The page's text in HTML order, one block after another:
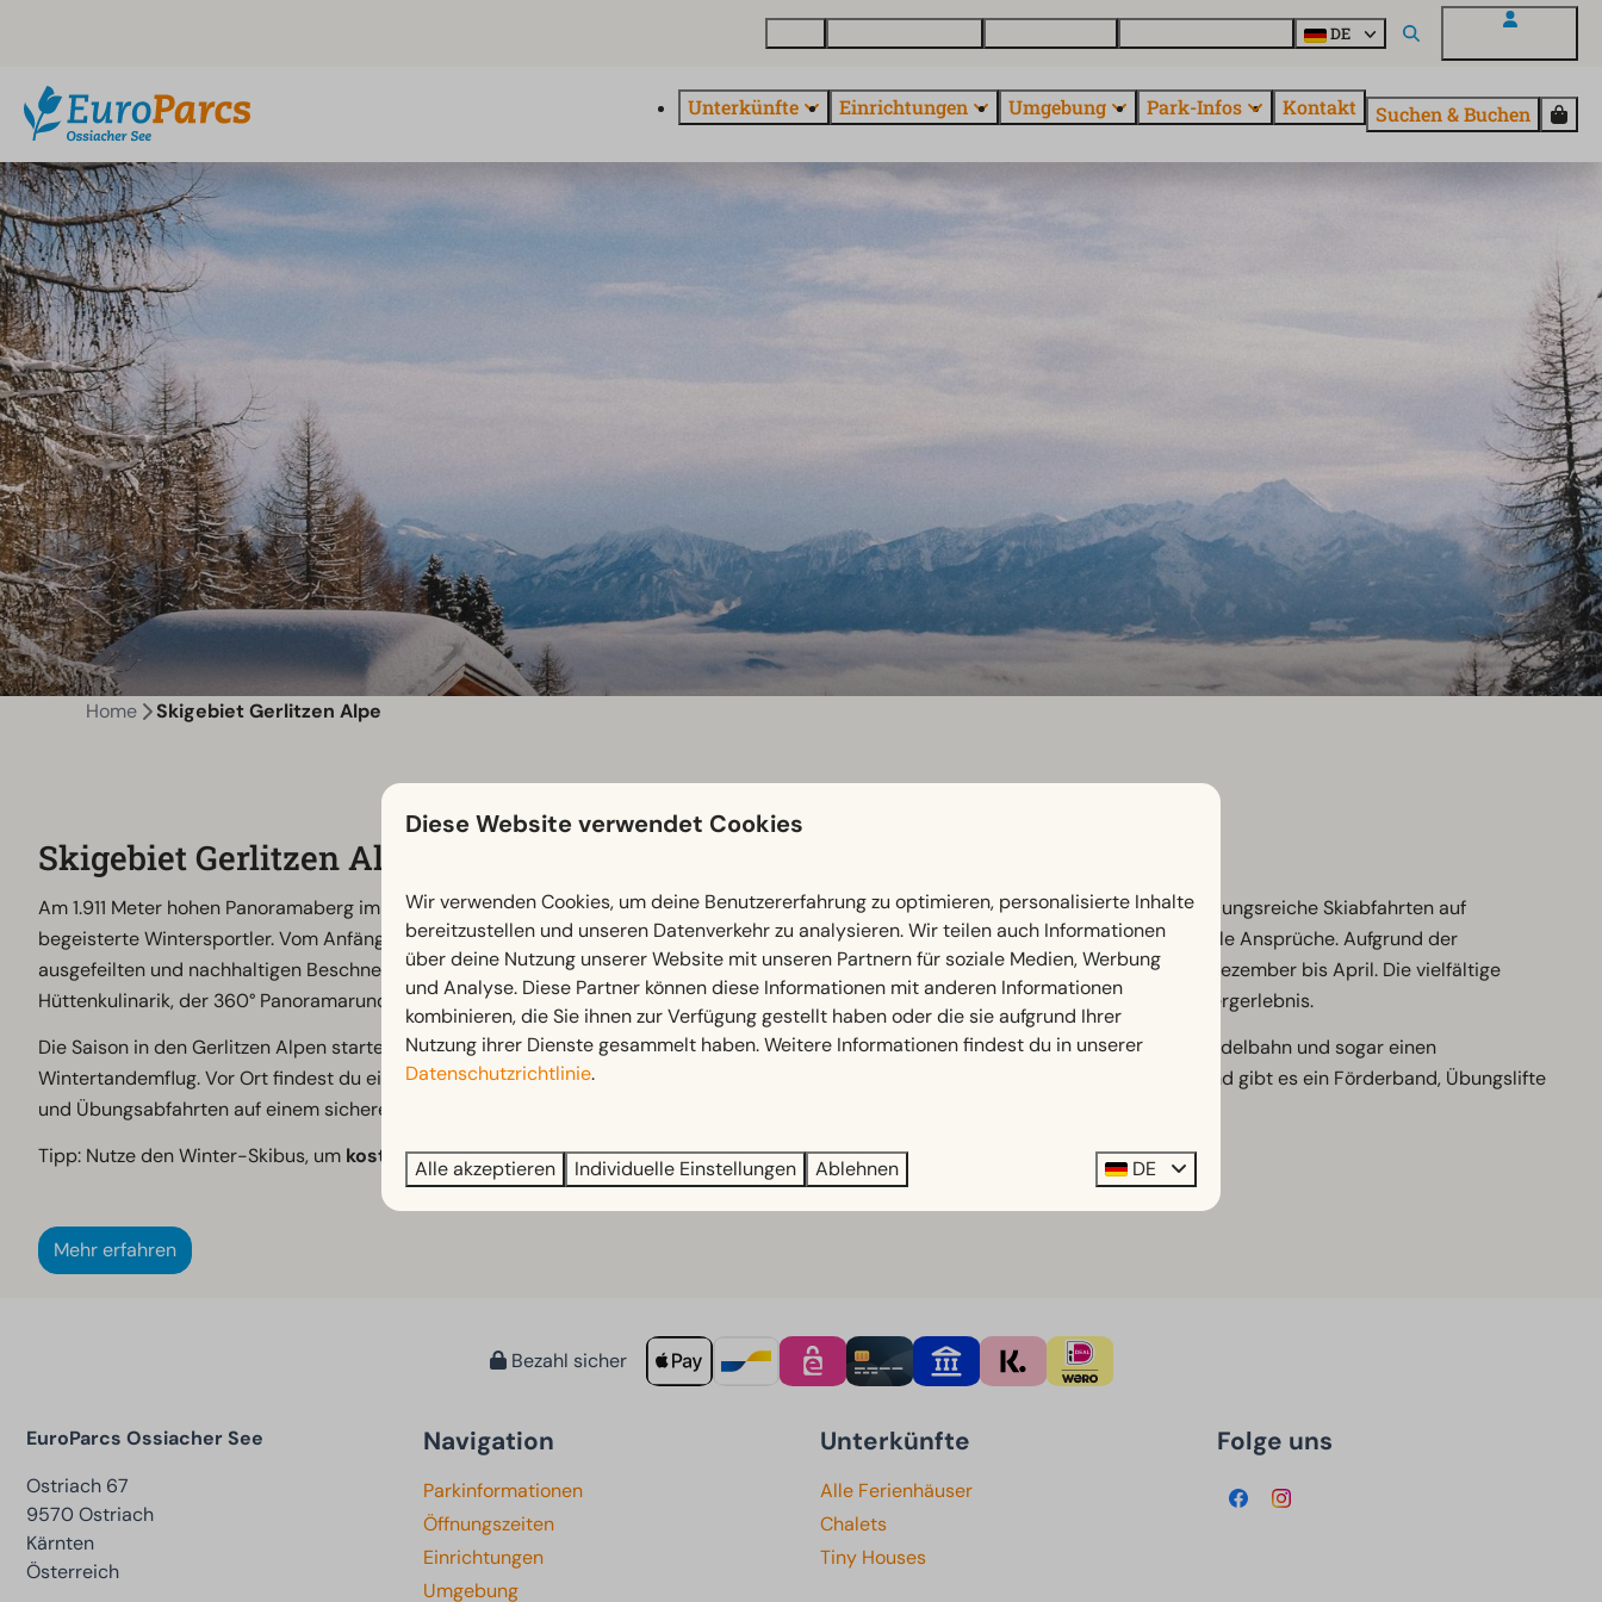
DE
Unterkünfte Einrichtungen Umgebung Park-Infos Kontakt Suchen & Buchen
Home Skigebiet Gerlitzen Alpe
Skigebiet Gerlitzen Alpe
Am 1.911 Meter hohen Panoramaberg im Herzen Kärntens warten 21 Liftanlagen (Gondelbahn, 6er, 4er, 2er, Schlepplifte) und 34 abwechslungsreiche Skiabfahrten auf
begeisterte Wintersportler. Vom Anfänger bis zum Fortgeschrittenen, die FIS zertifizierten Pisten versprechen das perfekte Terrain für alle Ansprüche. Aufgrund der
ausgefeilten und nachhaltigen Beschneiungstechnologie bietet das Skigebiet Schneesicherheit und die besten Pistenverhältnisse von Dezember bis April. Die vielfältige
Hüttenkulinarik, der 360° Panoramarundblick und zahlreiche gemütliche Sonnenterassen machen deinen Skitag zum unvergessliches Bergerlebnis.
Die Saison in den Gerlitzen Alpen startet am29. November. Freu dich auf Skifahren, Skitouren, Langlaufen, Winterwanderungen, eine Rodelbahn und sogar einen
Wintertandemflug. Vor Ort findest du eine Skischule, Skiverleih und einen Skiservice. Auch an die kleinen Gäste ist gedacht: Im Kinderland gibt es ein Förderband, Übungslifte
und Übungsabfahrten auf einem sicheren, abgegrenzten Gelände.
Tipp: Nutze den Winter-Skibus, um kostenloszu den Gerlitzen Alpen zu gelangen!
Mehr erfahren
Bezahl sicher
EuroParcs Ossiacher See
Ostriach 67
9570 Ostriach
Kärnten
Österreich
Navigation
Parkinformationen
Öffnungszeiten
Einrichtungen
Umgebung
Unterkünfte
Alle Ferienhäuser
Chalets
Tiny Houses
Folge uns
Diese Website verwendet Cookies
Wir verwenden Cookies, um deine Benutzererfahrung zu optimieren, personalisierte Inhalte
bereitzustellen und unseren Datenverkehr zu analysieren. Wir teilen auch Informationen
über deine Nutzung unserer Website mit unseren Partnern für soziale Medien, Werbung
und Analyse. Diese Partner können diese Informationen mit anderen Informationen
kombinieren, die Sie ihnen zur Verfügung gestellt haben oder die sie aufgrund Ihrer
Nutzung ihrer Dienste gesammelt haben. Weitere Informationen findest du in unserer
Datenschutzrichtlinie.
Alle akzeptieren Individuelle Einstellungen Ablehnen DE